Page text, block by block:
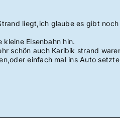
liegt,ich glaube es gibt
Eisenbahn hin.
schön auch Karibik strand
einfach mal ins Auto